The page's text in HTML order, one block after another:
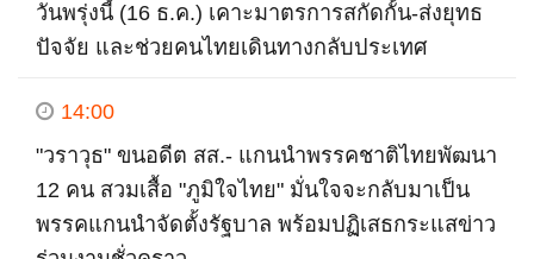
วันพรุ่งนี้ (16 ธ.ค.) เคาะมาตรการสกัดกั้น-ส่งยุทธ
ปัจจัย และช่วยคนไทยเดินทางกลับประเทศ
14:00
"วราวุธ" ขนอดีต สส.- แกนนำพรรคชาติไทยพัฒนา
12 คน สวมเสื้อ "ภูมิใจไทย" มั่นใจจะกลับมาเป็น
พรรคแกนนำจัดตั้งรัฐบาล พร้อมปฏิเสธกระแสข่าว